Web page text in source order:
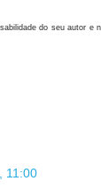
do seu autor e
11:00